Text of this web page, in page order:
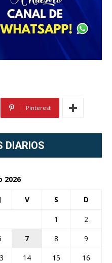
Pinterest
DIARIOS
2026
J V S D
1
2
7 8
9
14 15
16